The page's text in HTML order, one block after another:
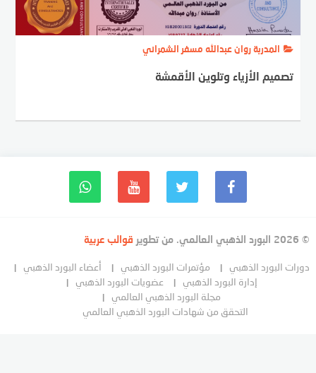
المدربة روان عبدالله مسفر الشمراني
تصميم الأزياء وتلوين الأقمشة
© 2026 البورد الذهبي العالمي. من تطوير قوالب عربية
دورات البورد الذهبي مؤتمرات البورد الذهبي
أعضاء البورد الذهبي
إدارة البورد الذهبي
عضويات البورد الذهبي
مجلة البورد الذهبي العالمي
التحقق من شهادات البورد الذهبي العالمي